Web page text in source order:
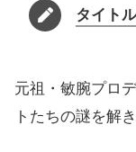
タイトル
元祖・敏腕プロ
トたちの謎を解